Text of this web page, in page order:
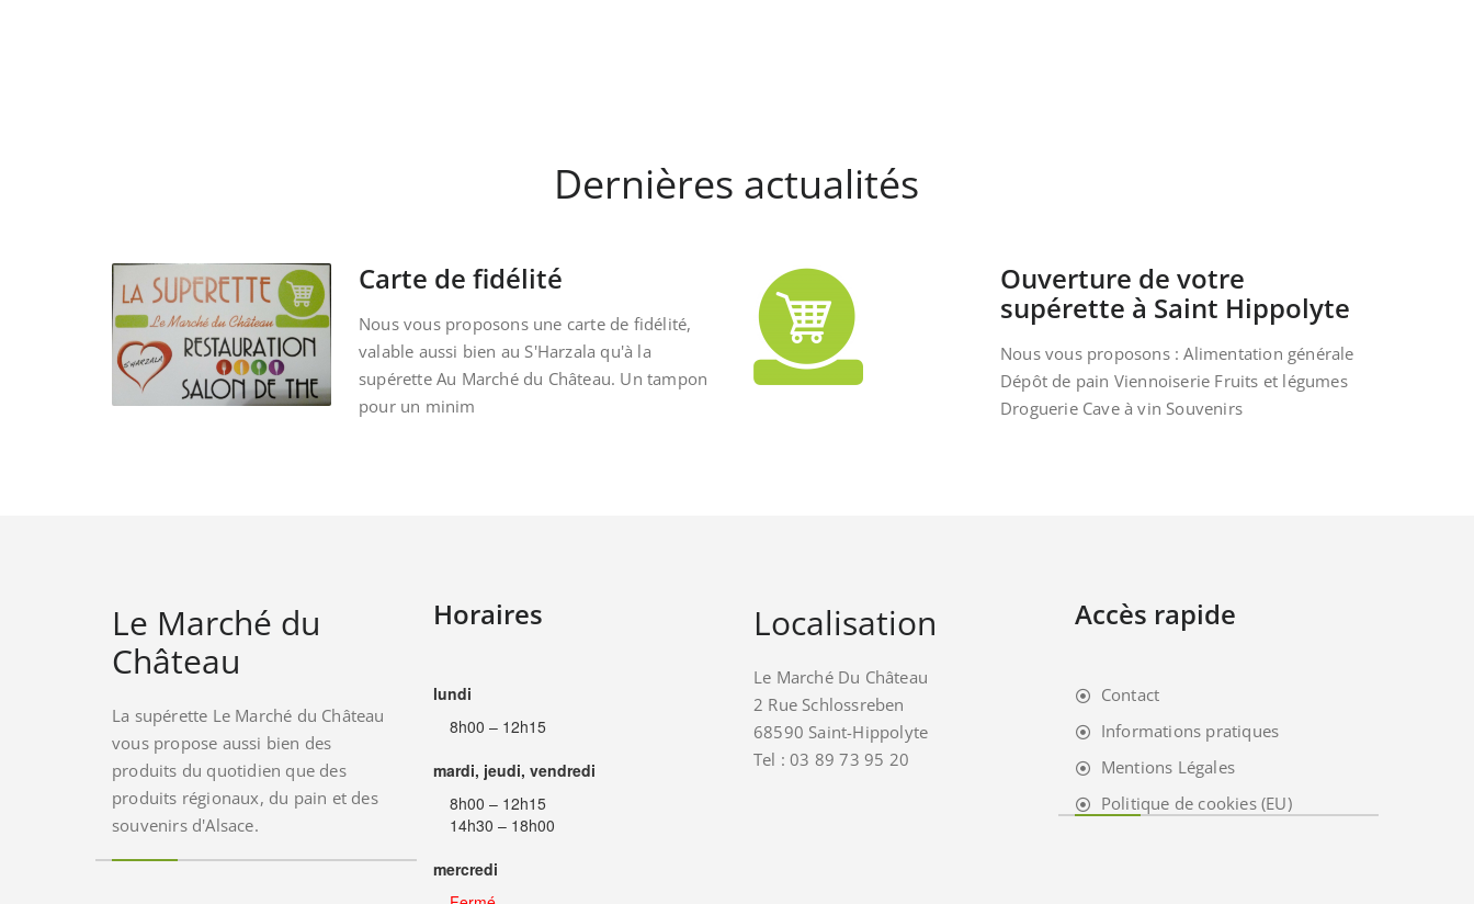
Dernières actualités
Carte de fidélité
Nous vous proposons une carte de fidélité,
valable aussi bien au S'Harzala qu'à la
supérette Au Marché du Château. Un tampon
pour un minim
Ouverture de votre
supérette à Saint Hippolyte
Nous vous proposons : Alimentation générale
Dépôt de pain Viennoiserie Fruits et légumes
Droguerie Cave à vin Souvenirs
Le Marché du
Château
La supérette Le Marché du Château
vous propose aussi bien des
produits du quotidien que des
produits régionaux, du pain et des
souvenirs d'Alsace.
Horaires
lundi
8h00 – 12h15
mardi, jeudi, vendredi
8h00 – 12h15
14h30 – 18h00
mercredi
Localisation
Le Marché Du Château
2 Rue Schlossreben
68590 Saint-Hippolyte
Tel : 03 89 73 95 20
Accès rapide
Contact
Informations pratiques
Mentions Légales
Politique de cookies (EU)